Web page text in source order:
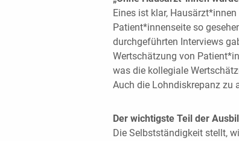
Eines ist klar,
Patient*innenseite so
durchgeführten Interviews
Wertschätzung von
was die kollegiale
Auch die Lohndiskrepanz zu
Der wichtigste Teil der
Die Selbstständigkeit stellt,